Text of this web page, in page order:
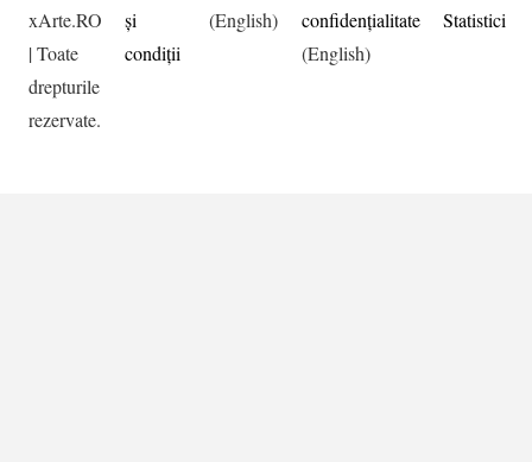
xArte.RO
| Toate
drepturile
rezervate.
şi
condiţii
(English)
confidențialitate
(English)
Statistici